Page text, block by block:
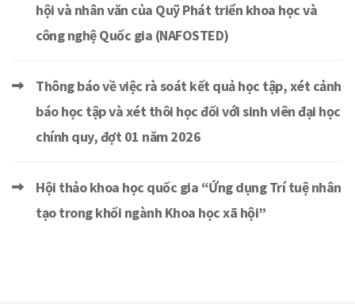
hội và nhân văn của Quỹ Phát triển khoa học và
công nghệ Quốc gia (NAFOSTED)
Thông báo về việc rà soát kết quả học tập, xét cảnh
báo học tập và xét thôi học đối với sinh viên đại học
chính quy, đợt 01 năm 2026
Hội thảo khoa học quốc gia “Ứng dụng Trí tuệ nhân
tạo trong khối ngành Khoa học xã hội”